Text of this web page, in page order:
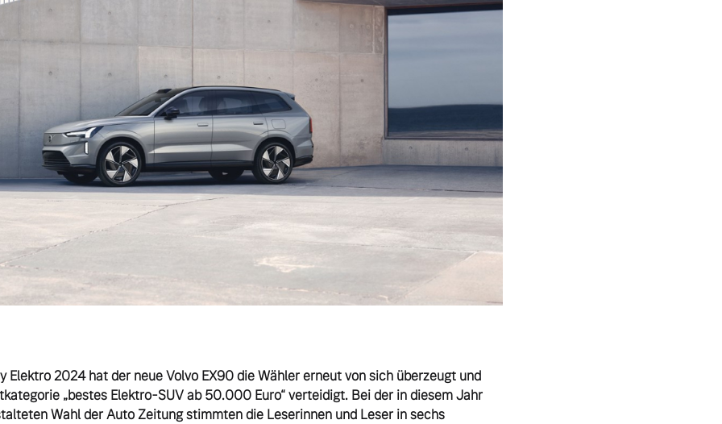
Elektro 2024 hat der neue Volvo EX90 die Wähler erneut von sich überzeugt und
„bestes Elektro-SUV ab 50.000 Euro“ verteidigt. Bei der in diesem Jahr
Wahl der Auto Zeitung stimmten die Leserinnen und Leser in sechs